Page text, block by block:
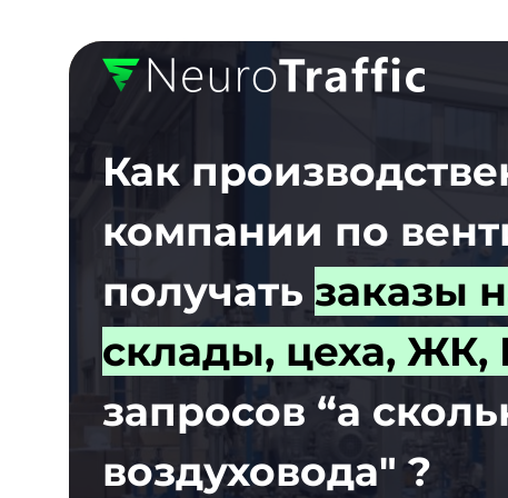
Как
компании по
получать заказы
склады, цеха, ЖК,
запросов “а
воздуховода" ?